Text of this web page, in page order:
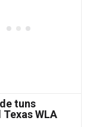
tuns
WLA